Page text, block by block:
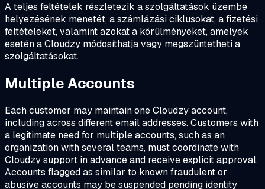
A teljes feltételek részletezik a szolgáltatások üzembe
helyezésének menetét, a számlázási ciklusokat, a fizetési
feltételeket, valamint azokat a körülményeket, amelyek
esetén a Cloudzy módosíthatja vagy megszüntetheti a
szolgáltatásokat.
Multiple Accounts
Each customer may maintain one Cloudzy account,
including across different email addresses. Customers with
a legitimate need for multiple accounts, such as an
organization with several teams, must coordinate with
Cloudzy support in advance and receive explicit approval.
Accounts flagged as similar to known fraudulent or
abusive accounts may be suspended pending identity